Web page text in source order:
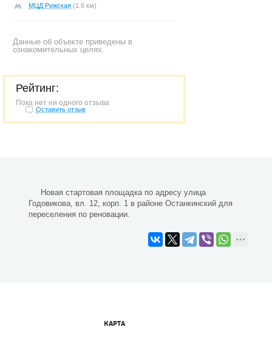
МЦД Рижская (1.6 км)
Данные об объекте приведены в
ознакомительных целях.
Рейтинг:
Пока нет ни одного отзыва
Оставить отзыв
Новая стартовая площадка по адресу улица
Годовикова, вл. 12, корп. 1 в районе Останкинский для
переселения по реновации.
КАРТА